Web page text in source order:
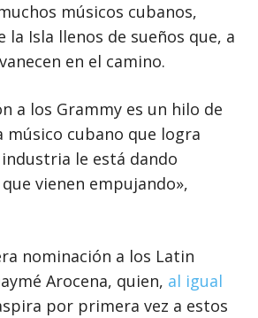
músicos cubanos,
la Isla llenos de sueños que, a
en el camino.
a los Grammy es un hilo de
músico cubano que logra
le está dando
vienen empujando»,
nominación a los Latin
Arocena, quien, al igual
por primera vez a estos